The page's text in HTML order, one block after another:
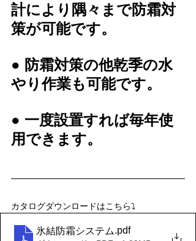
計により隅々まで防霜対
策が可能です。
● 防霜対策の他乾季の水
やり作業も可能です。
● 一度設置すれば毎年使
用できます。
カタログダウンロードはこちら⤵
氷結防霜システム.pdf